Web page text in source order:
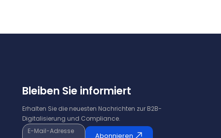
Bleiben Sie informiert
Erhalten Sie die neuesten Nachrichten zur B2B-
Digitalisierung und Compliance.
E-Mail-Adresse
Abonnieren